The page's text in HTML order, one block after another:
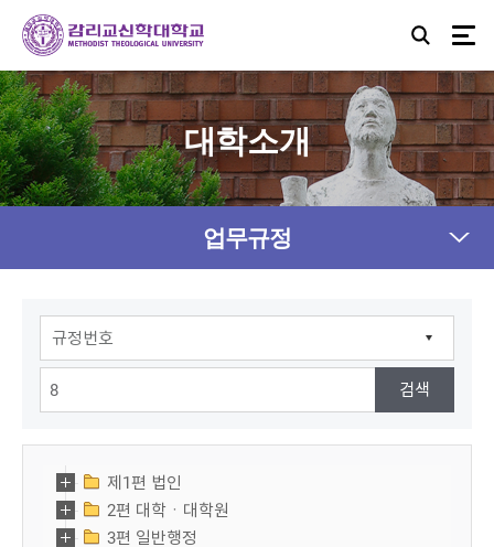
대학소개
업무규정
제1편 법인
2편 대학ㆍ대학원
3편 일반행정